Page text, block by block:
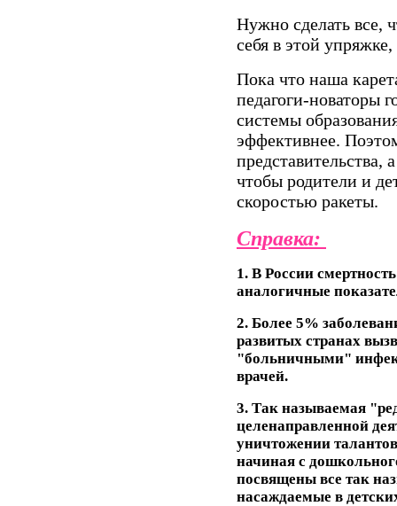
Нужно сделать все,
себя в этой
Пока что наша
педагоги-новаторы
системы
эффективнее.
чтобы родители и
скоростью ракеты.
Справка:
1. В России
аналогичные
2. Более 5%
развитых странах
"больничными"
врачей.
3. Так называемая
целенаправленной
уничтожении
начиная с
посвящены все так
насаждаемые в